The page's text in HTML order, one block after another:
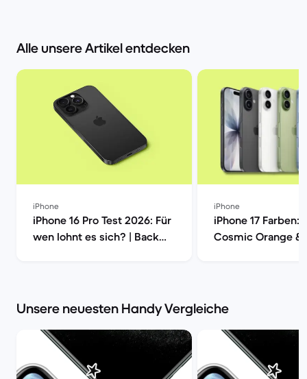
Alle unsere Artikel entdecken
iPhone
iPhone 16 Pro Test 2026: Für
wen lohnt es sich? | Back
iPhone
iPhone 17 Farben:
Cosmic Orange &
Unsere neuesten Handy Vergleiche